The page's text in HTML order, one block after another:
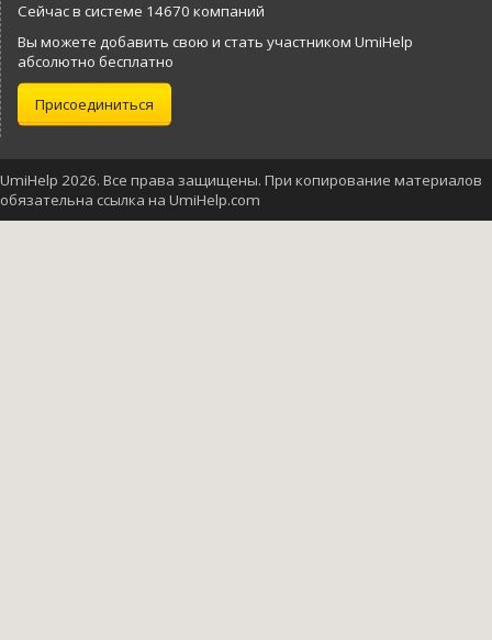
Сейчас в системе 14670 компаний
Вы можете добавить свою и стать участником UmiHelp
абсолютно бесплатно
Присоединиться
UmiHelp 2026. Все права защищены. При копирование материалов
обязательна ссылка на UmiHelp.com